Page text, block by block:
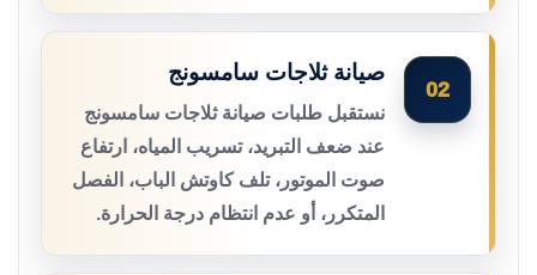
02
صيانة ثلاجات سامسونج
نستقبل طلبات صيانة ثلاجات سامسونج
عند ضعف التبريد، تسريب المياه، ارتفاع
صوت الموتور، تلف كاوتش الباب، الفصل
المتكرر، أو عدم انتظام درجة الحرارة.